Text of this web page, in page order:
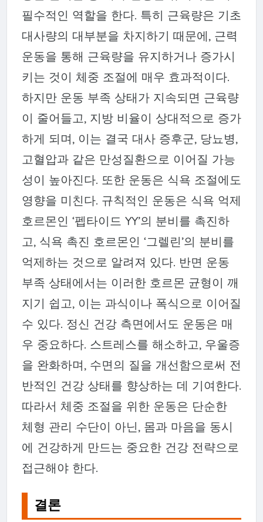
필수적인 역할을 한다. 특히 근육량은 기초
대사량의 대부분을 차지하기 때문에, 근력
운동을 통해 근육량을 유지하거나 증가시
키는 것이 체중 조절에 매우 효과적이다.
하지만 운동 부족 상태가 지속되면 근육량
이 줄어들고, 지방 비율이 상대적으로 증가
하게 되며, 이는 결국 대사 증후군, 당뇨병,
고혈압과 같은 만성질환으로 이어질 가능
성이 높아진다. 또한 운동은 식욕 조절에도
영향을 미친다. 규칙적인 운동은 식욕 억제
호르몬인 ‘펩타이드 YY’의 분비를 촉진하
고, 식욕 촉진 호르몬인 ‘그렐린’의 분비를
억제하는 것으로 알려져 있다. 반면 운동
부족 상태에서는 이러한 호르몬 균형이 깨
지기 쉽고, 이는 과식이나 폭식으로 이어질
수 있다. 정신 건강 측면에서도 운동은 매
우 중요하다. 스트레스를 해소하고, 우울증
을 완화하며, 수면의 질을 개선함으로써 전
반적인 건강 상태를 향상하는 데 기여한다.
따라서 체중 조절을 위한 운동은 단순한
체형 관리 수단이 아닌, 몸과 마음을 동시
에 건강하게 만드는 중요한 건강 전략으로
접근해야 한다.
결론